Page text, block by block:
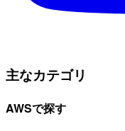
主なカテゴリ
AWSで探す